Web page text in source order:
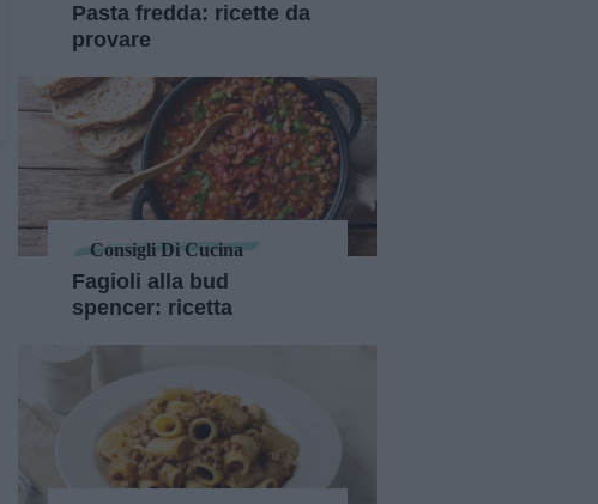
Pasta fredda: ricette da
provare
Consigli Di Cucina
Fagioli alla bud
spencer: ricetta